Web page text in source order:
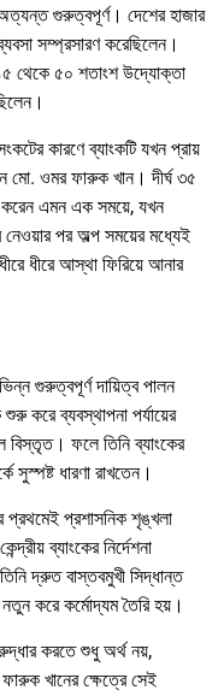
অত্যন্ত গুরুত্বপূর্ণ। দেশের হাজার
সম্প্রসারণ করেছিলেন।
৪৫ থেকে ৫০ শতাংশ উদ্যোক্তা
কারণে ব্যাংকটি যখন প্রায়
মো. ওমর ফারুক খান। দীর্ঘ ৩৫
করেন এমন এক সময়ে, যখন
পর অল্প সময়ের মধ্যেই
ধীরে আস্থা ফিরিয়ে আনার
গুরুত্বপূর্ণ দায়িত্ব পালন
করে ব্যবস্থাপনা পর্যায়ের
বিস্তৃত। ফলে তিনি ব্যাংকের
সুস্পষ্ট ধারণা রাখতেন।
প্রথমেই প্রশাসনিক শৃঙ্খলা
ব্যাংকের নির্দেশনা
দ্রুত বাস্তবমুখী সিদ্ধান্ত
নতুন করে কর্মোদ্যম তৈরি হয়।
করতে শুধু অর্থ নয়,
খানের ক্ষেত্রে সেই